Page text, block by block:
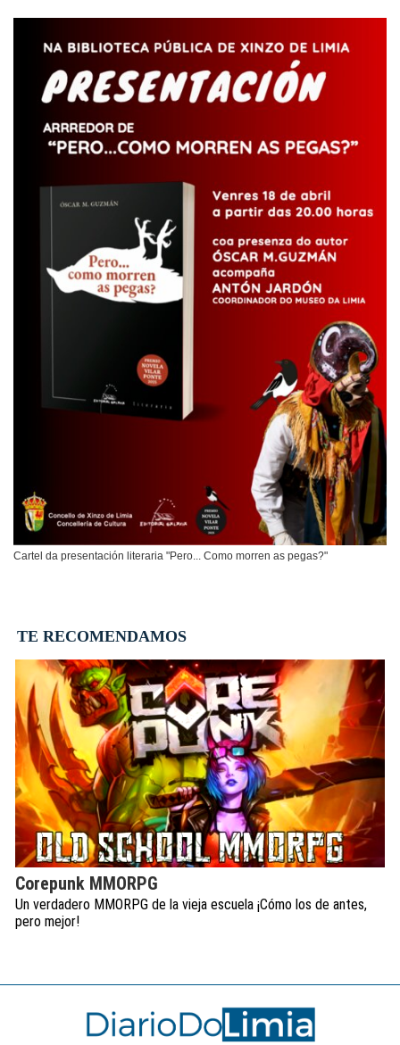
Cartel da presentación literaria "Pero... Como morren as pegas?"
TE RECOMENDAMOS
Corepunk MMORPG
Un verdadero MMORPG de la vieja escuela ¡Cómo los de antes,
pero mejor!